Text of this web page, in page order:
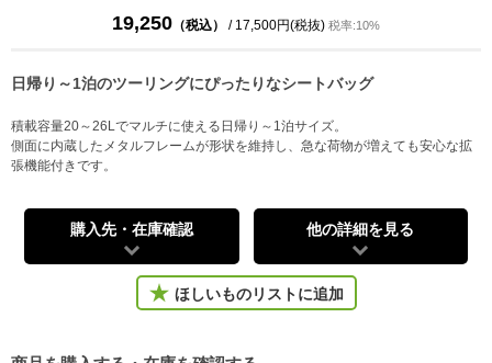
19,250 （税込） / 17,500円(税抜) 税率:10%
日帰り～1泊のツーリングにぴったりなシートバッグ
積載容量20～26Lでマルチに使える日帰り～1泊サイズ。
側面に内蔵したメタルフレームが形状を維持し、急な荷物が増えても安心な拡
張機能付きです。
購入先・在庫確認 他の詳細を見る
ほしいものリストに追加